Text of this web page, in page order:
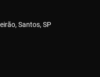
Santos, SP